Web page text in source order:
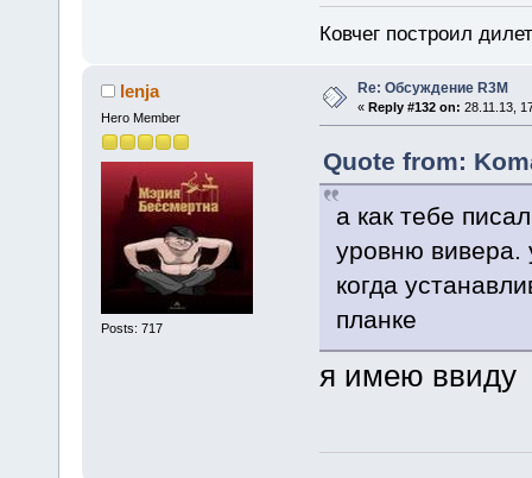
Ковчег построил
lenja
Hero Member
Posts: 717
Re: Обсуждение R3M
« Reply #132 on: 28.11.13,
Quote from:
а как тебе
уровню вивера.
когда
планке
я имею ввиду